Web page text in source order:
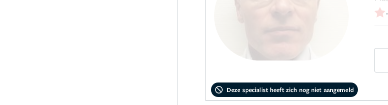
Deze specialist heeft zich nog niet aangemeld